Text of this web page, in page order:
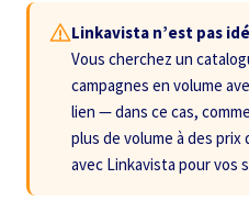
Linkavista n’est pas
Vous cherchez un
campagnes en volume
lien — dans ce cas,
plus de volume à des prix
avec Linkavista pour vos